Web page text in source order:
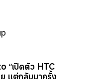
“เปิดตัว HTC
แต่กลับมาครั้ง